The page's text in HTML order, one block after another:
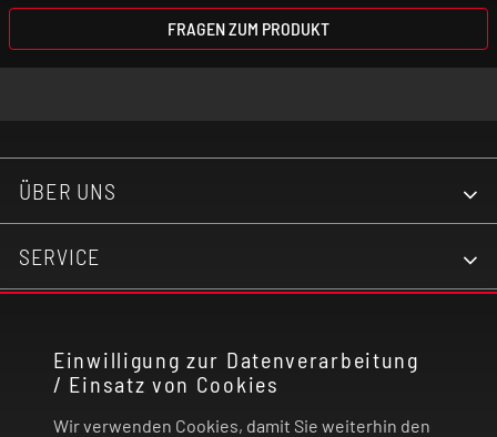
Einwilligung zur Datenverarbeitung
/ Einsatz von Cookies
Wir verwenden Cookies, damit Sie weiterhin den
FRAGEN ZUM PRODUKT
ÜBER UNS
SERVICE
RECHTLICHES